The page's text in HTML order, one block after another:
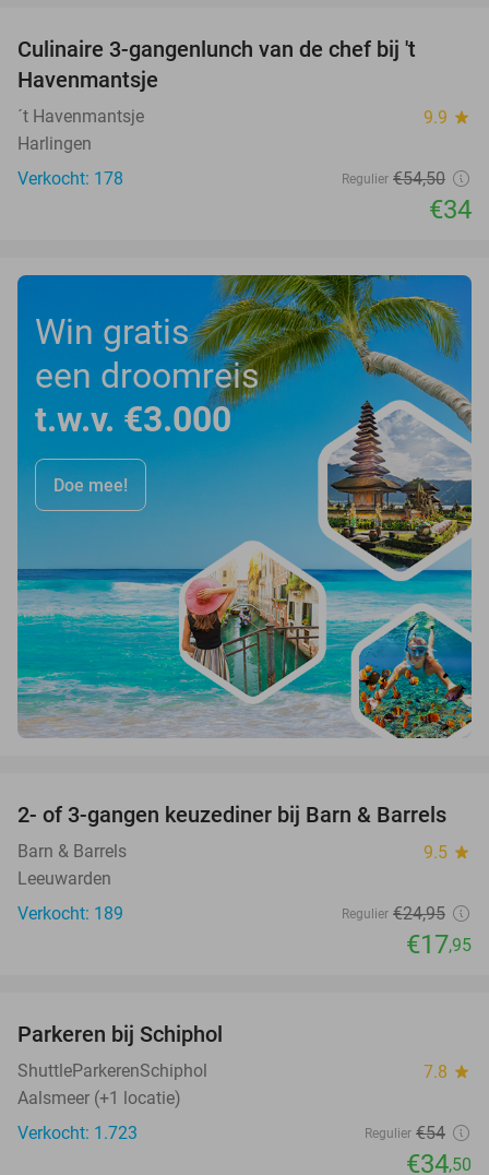
Culinaire 3-gangenlunch van de chef bij 't
Havenmantsje
´t Havenmantsje 9.9 star
Harlingen
Verkocht: 178
Regulier €54,50
€34
Win gratis
een droomreis
t.w.v. €3.000
Doe mee!
28%
2- of 3-gangen keuzediner bij Barn & Barrels
Barn & Barrels 9.5 star
Leeuwarden
Verkocht: 189
Regulier €24,95
€17,95
Parkeren bij Schiphol
ShuttleParkerenSchiphol 7.8 star
Aalsmeer (+1 locatie)
Verkocht: 1.723
Regulier €54
€34,50